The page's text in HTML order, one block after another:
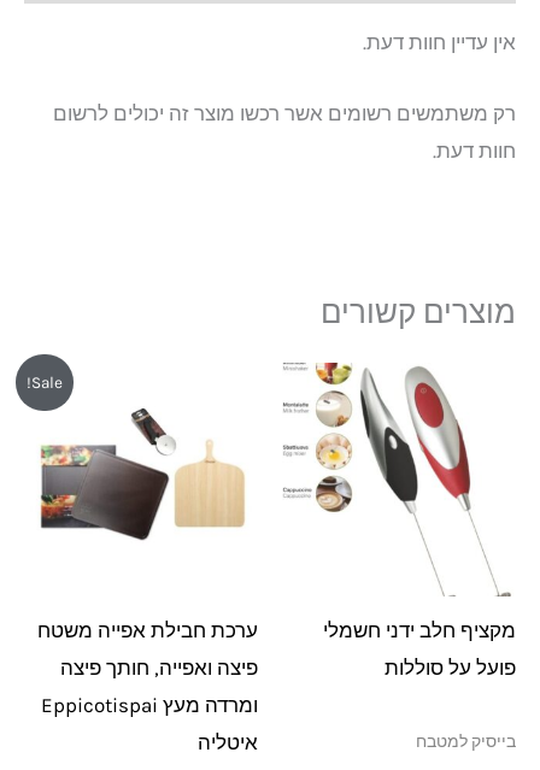
אין עדיין חוות דעת.
רק משתמשים רשומים אשר רכשו מוצר זה יכולים לרשום
חוות דעת.
מוצרים קשורים
מקציף חלב ידני חשמלי
פועל על סוללות
בייסיק למטבח
Sale!
ערכת חבילת אפייה משטח
פיצה ואפייה, חותך פיצה
ומרדה מעץ Eppicotispai
איטליה
₪349.
הוא:
₪299.